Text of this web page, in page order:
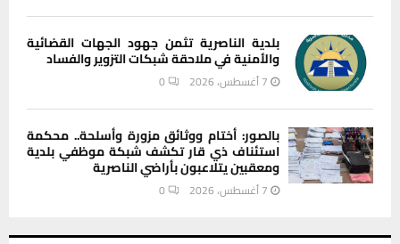
بلدية الناصرية تثمن جهود الجهات القضائية
والأمنية في ملاحقة شبكات التزوير والفساد
7 أغسطس، 2026 0
بالصور: أختام ووثائق مزورة وأسلحة.. محكمة
استئناف ذي قار تكشف شبكة موظفي بلدية
ومعقبين يتلاعبون بأراضي الناصرية
7 أغسطس، 2026 0